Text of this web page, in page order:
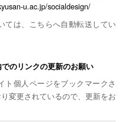
u.ac.jp/socialdesign/
ては、こちらへ自動転送してい
のリンクの更新のお願い
ト個人ページをブックマークさ
変更されているので、更新をお